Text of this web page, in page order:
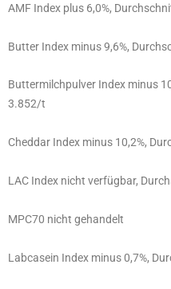
AMF Index plus 6,0%,
Butter Index minus 9,6%,
Buttermilchpulver Index minus
3.852/t
Cheddar Index minus 10,2%,
LAC Index nicht verfügbar,
MPC70 nicht gehandelt
Labcasein Index minus 0,7%,